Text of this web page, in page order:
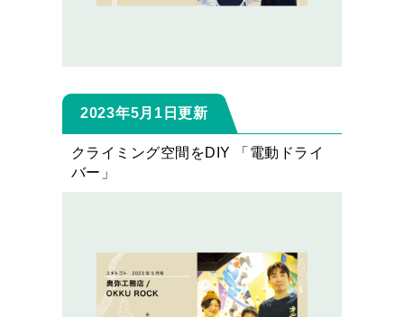
2023年5月1日更新
クライミング空間をDIY 「電動ドライ
バー」